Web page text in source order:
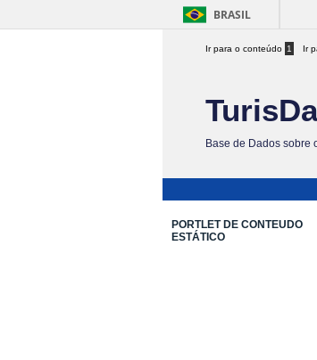
BRASIL
Ir para o conteúdo 1 Ir
Base de Dados sobre
PORTLET DE CONTEUDO
ESTÁTICO